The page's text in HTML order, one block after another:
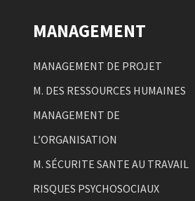
MANAGEMENT
MANAGEMENT DE PROJET
M. DES RESSOURCES HUMAINES
MANAGEMENT DE
L’ORGANISATION
M. SÉCURITE SANTE AU TRAVAIL
RISQUES PSYCHOSOCIAUX